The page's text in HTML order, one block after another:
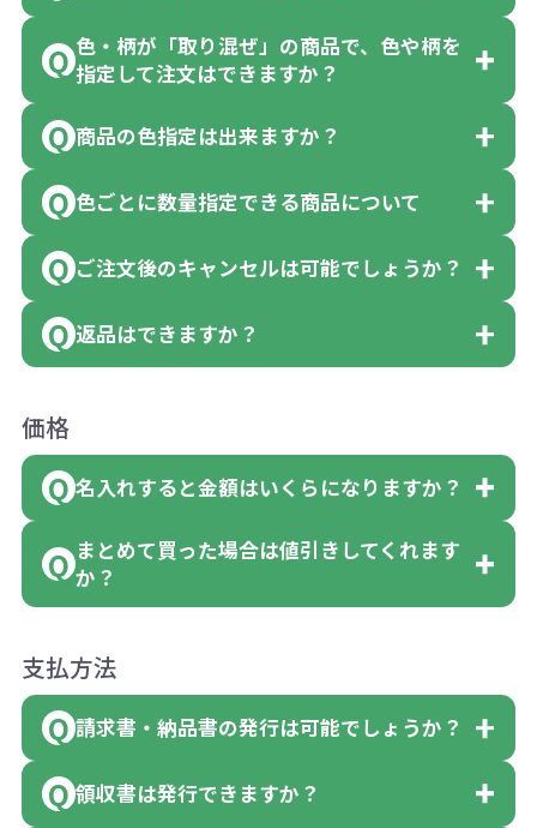
一部商品（※）を除き、注文可能数以上
※10個単位の規制がある商品は、10個、
個以上でしたら、何個でも可能です。
色・柄が「取り混ぜ」の商品で、色や柄を
指定して注文はできますか？
「色・柄 取り混ぜ」のラベルがついてい
る商品は、色指定不可となっており、残
但し、ロゴなど名入れ印刷をされる場
合、商品本体の色にあわせて印刷色を変
えることはできます。（別途費用）
商品の色指定は出来ますか？
色指定できる商品もございますが商品の
詳細に「色・柄 取り混ぜ」のラベルや商
ている商品に付きましては色指定が出来
ません。
ただいた場合には4色がそれぞれ等分で10
0個ずつ入って参ります。
（割り切れない場合は数個単位で前後す
る場合もございます）
色指定できる商品に付きましては商品詳
細の購入の所で色が選べるようになって
おります。
色ごとに数量指定できる商品について
「選べる本体色」のラベルが付いている
商品は、本体色の指定が可能です。
商品によって色指定可能な数量が異なり
「セルトナ・ツートンポータブルスクエ
「セルトナ・ツートンポータブルスクエ
アトート」は10個単位でしたら色を指定
個、イエローを110個 合計300個 と色
を指定する事が出来ます。
【色指定の仕方】
ご注文後のキャンセルは可能でしょうか？
お客様都合でのキャンセルは、制作過程
ご注文の際は、十分にご確認・ご検討を
お願いいたします。
返品はできますか？
了承ください。
ただし下記の場合は承っておりますので
お問合せください。
●初期不良または不良品（破損、故障）
の場合
●ご注文商品と違うものが届いた場合
●名入れ、オリジナルの内容が異なって
いた場合
は返金にて対応させていただきます。
価格
名入れすると金額はいくらになりますか？
名入れありの場合の代金の計算方法は下
記の通りです。
計算例：
＜1色印刷の場合＞
代））×枚数+製版代
まとめて買った場合は値引きしてくれます
か？
商品によりますが、お見積もりさせてい
ただきます。
見積もりサポートから個別でお問い合わ
支払方法
請求書・納品書の発行は可能でしょうか？
会員様はマイページより各種帳票のダウ
領収書は発行できますか？